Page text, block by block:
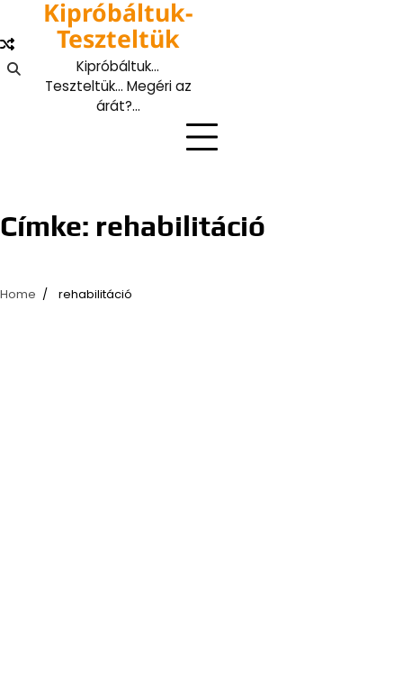
content
Kipróbáltuk-
Teszteltük
Kipróbáltuk…
Teszteltük… Megéri az
árát?…
Címke: rehabilitáció
Home rehabilitáció